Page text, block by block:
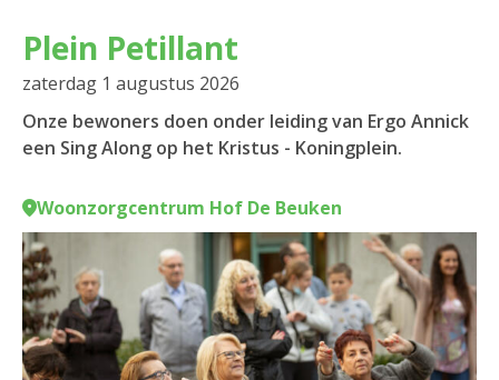
Plein Petillant
zaterdag 1 augustus 2026
Onze bewoners doen onder leiding van Ergo Annick
een Sing Along op het Kristus - Koningplein.
Woonzorgcentrum Hof De Beuken